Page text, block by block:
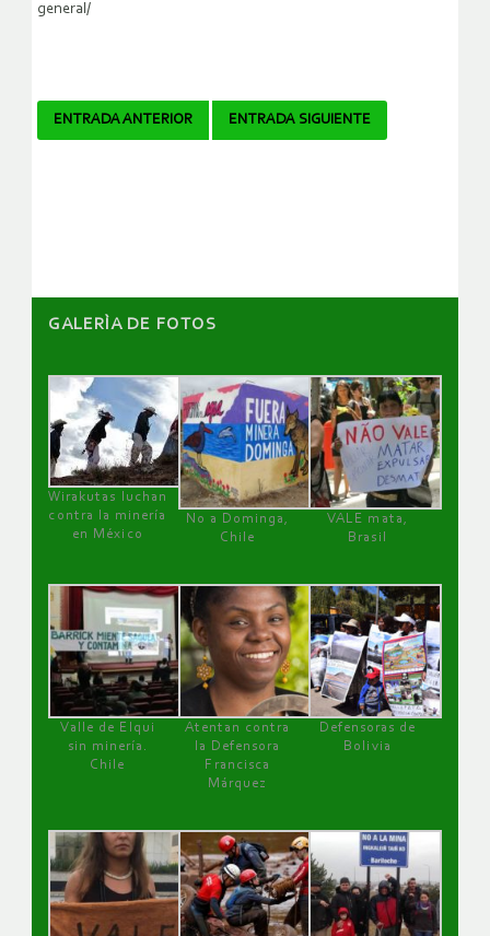
general/
Navegador
ENTRADA ANTERIOR ENTRADA SIGUIENTE
GALERÌA DE FOTOS
Wirakutas luchan
contra la minería
en México
No a Dominga,
Chile
VALE mata,
Brasil
Valle de Elqui
sin minería.
Chile
Atentan contra
la Defensora
Francisca
Márquez
Defensoras de
Bolivia